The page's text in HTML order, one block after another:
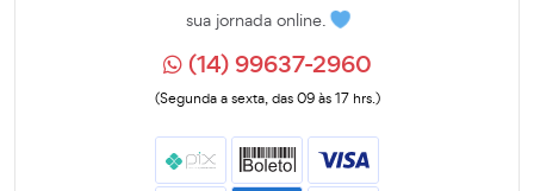
sua jornada online.
(14) 99637-2960
(Segunda a sexta, das 09 às 17 hrs.)